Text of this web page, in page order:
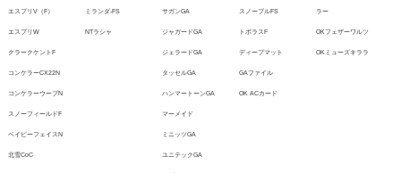
エスプリV（F）
エスプリW
クラークケントF
コンケラーCX22N
コンケラーウーブN
スノーフィールドF
ベイビーフェイスN
北雪CoC
ミランダ-FS
NTラシャ
サガンGA
ジャガードGA
ジェラードGA
タッセルGA
ハンマートーンGA
マーメイド
ミニッツGA
ユニテックGA
スノーブルFS
トポラスF
ディープマット
GAファイル
OK ACカード
ラー
OKフェザーワルツ
OKミューズキララ